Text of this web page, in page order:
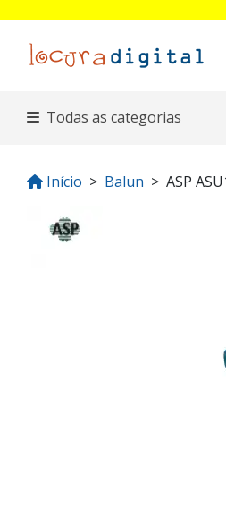
Todas as categorias
Início Balun ASP